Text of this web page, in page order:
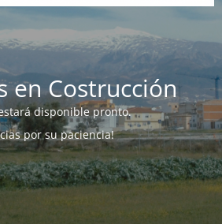
en Costrucción
disponible pronto.
por su paciencia!